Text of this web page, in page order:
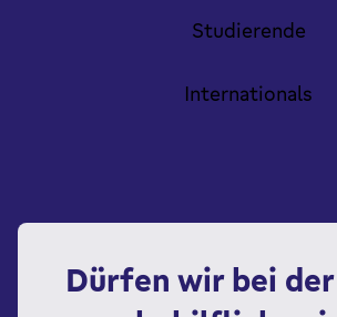
Studierende
Internationals
Dürfen wir bei